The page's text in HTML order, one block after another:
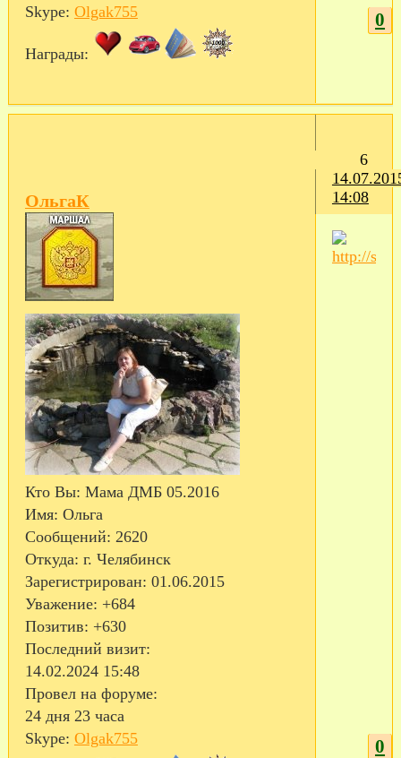
Skype: Olgak755
Награды:
0
6
14:08
ОльгаК
Кто Вы: Мама ДМБ 05.2016
Имя: Ольга
Сообщений: 2620
Откуда: г. Челябинск
Зарегистрирован: 01.06.2015
Уважение: +684
Позитив: +630
Последний визит:
14.02.2024 15:48
Провел на форуме:
24 дня 23 часа
Skype: Olgak755 0